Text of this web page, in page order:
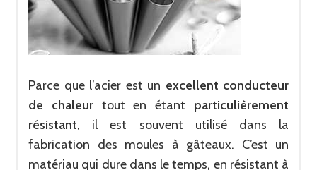
Parce que l’acier est un excellent conducteur
de chaleurtout en étant particulièrement
résistant, il est souvent utilisé dans la
fabrication des moules à gâteaux. C’est un
matériau qui dure dans le temps, en résistant à